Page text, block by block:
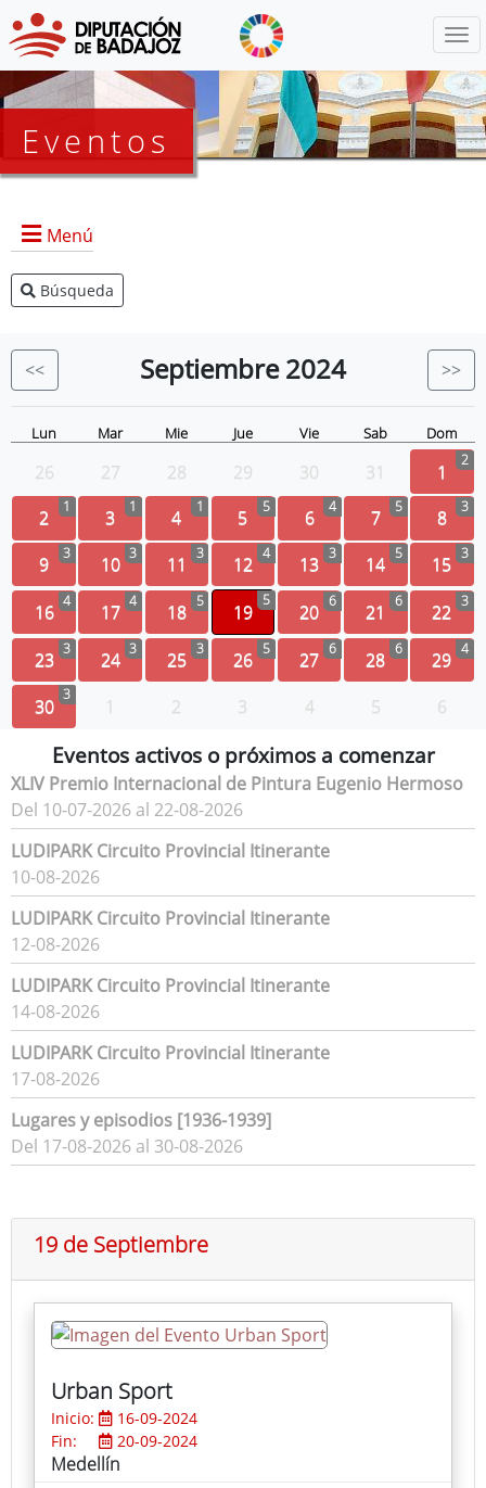
Eventos
Menú
Agenda Presidencia
Eventos
Búsqueda
<< Septiembre 2024 >>
Lun Mar Mie Jue Vie Sab Dom
26 27 28 29 30 31 1 2
2 1 3 1 4 1 5 5 6 4 7 5 8 3
9 3 10 3 11 3 12 4 13 3 14 5 15 3
16 4 17 4 18 5 19
5
20 6 21 6 22 3
23 3 24 3 25 3 26 5 27 6 28 6 29 4
30 3 1 2 3 4 5 6
Eventos activos o próximos a comenzar
XLIV Premio Internacional de Pintura Eugenio Hermoso
Del 10-07-2026 al 22-08-2026
LUDIPARK Circuito Provincial Itinerante
10-08-2026
LUDIPARK Circuito Provincial Itinerante
12-08-2026
LUDIPARK Circuito Provincial Itinerante
14-08-2026
LUDIPARK Circuito Provincial Itinerante
17-08-2026
Lugares y episodios [1936-1939]
Del 17-08-2026 al 30-08-2026
19 de Septiembre
Urban Sport
Inicio:
16-09-2024
Fin:
20-09-2024
Medellín